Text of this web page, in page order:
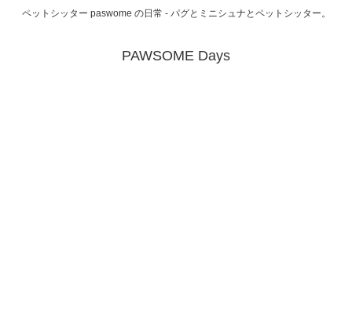
ペットシッター paswome の日常 - パグとミニシュナとペットシッター。
PAWSOME Days